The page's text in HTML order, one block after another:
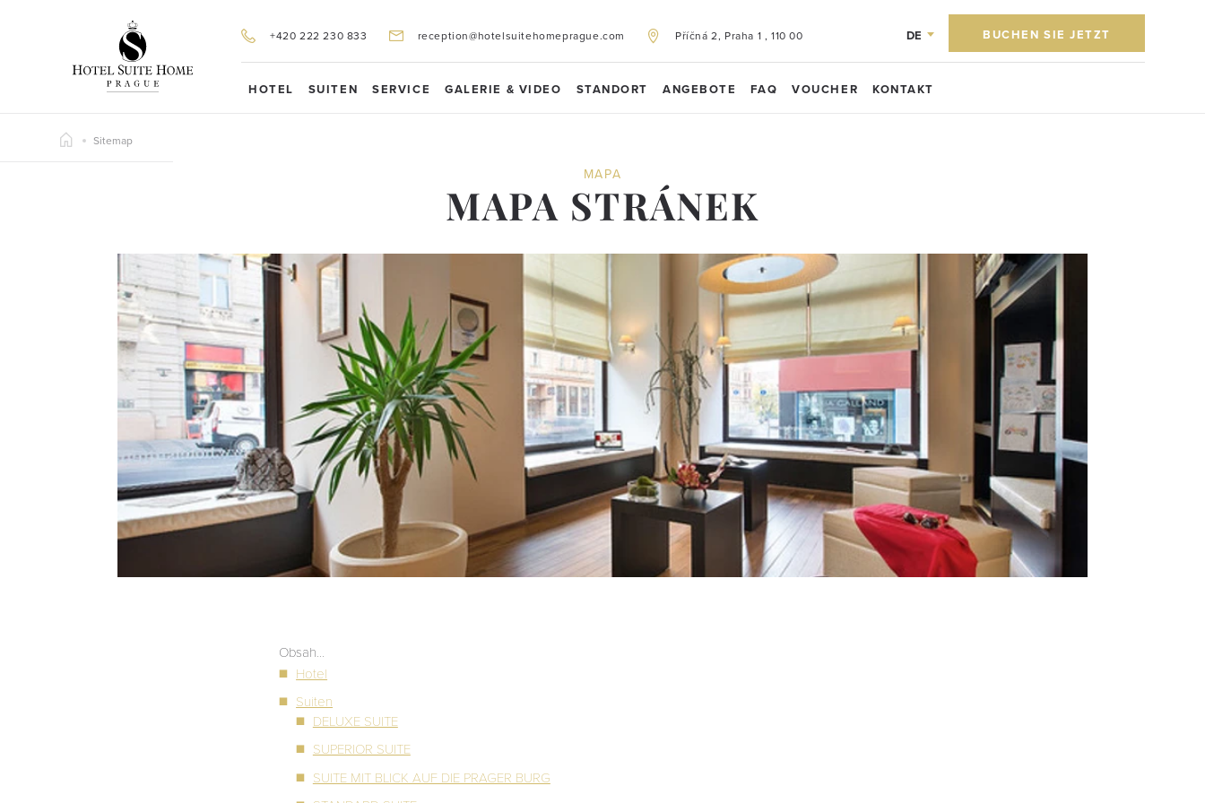
+420 222 230 833 reception@hotelsuitehomeprague.com Příčná 2, Praha 1 , 110 00 DE BUCHEN SIE JETZT
HOTEL SUITEN SERVICE GALERIE & VIDEO STANDORT ANGEBOTE FAQ VOUCHER KONTAKT
Sitemap
MAPA
MAPA STRÁNEK
Obsah...
Hotel
Suiten
DELUXE SUITE
SUPERIOR SUITE
SUITE MIT BLICK AUF DIE PRAGER BURG